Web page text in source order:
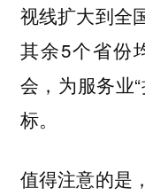
视线扩大到全
其余5个省份
会，为服务业
标。
值得注意的是